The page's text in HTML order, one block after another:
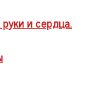
и сердца.